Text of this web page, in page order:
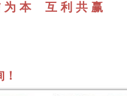
为 本 互 利 共 赢